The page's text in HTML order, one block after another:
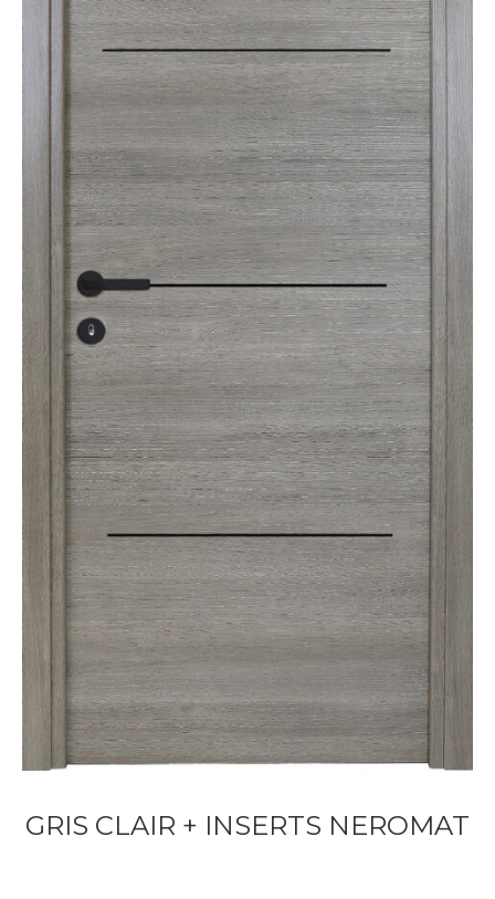
GRIS CLAIR + INSERTS NEROMAT